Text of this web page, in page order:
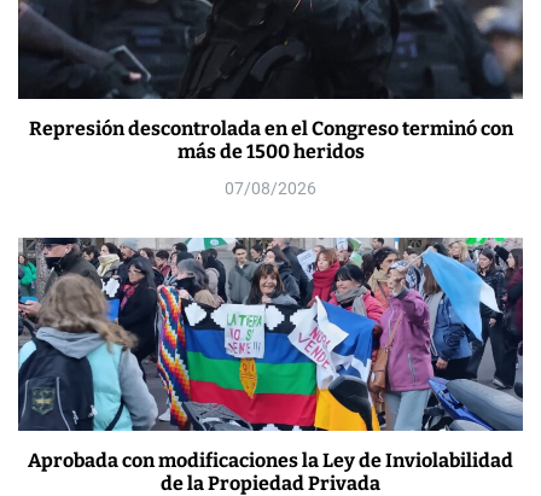
Represión descontrolada en el Congreso terminó con
más de 1500 heridos
07/08/2026
Aprobada con modificaciones la Ley de Inviolabilidad
de la Propiedad Privada